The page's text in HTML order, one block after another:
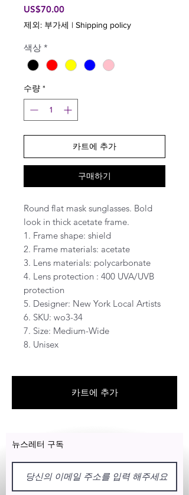
US$70.00가
격
제외: 부가세 | Shipping policy
색상 *
수량 *
카트에 추가
구매하기
Round flat mask sunglasses. Bold
look in thick acetate frame.
1. Frame shape: shield
2. Frame materials: acetate
3. Lens materials: polycarbonate
4. Lens protection : 400 UVA/UVB
protection
5. Designer: New York Local Artists
6. SKU: wo3-34
7. Size: Medium-Wide
8. Unisex
카트에 추가
뉴스레터 구독